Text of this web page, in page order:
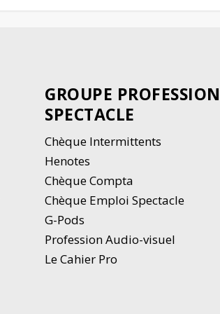
GROUPE PROFESSION
SPECTACLE
Chèque Intermittents
Henotes
Chèque Compta
Chèque Emploi Spectacle
G-Pods
Profession Audio-visuel
Le Cahier Pro